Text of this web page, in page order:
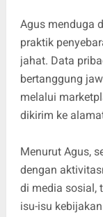
Agus menduga
praktik
jahat. Data
bertanggung
melalui
dikirim ke
Menurut Agus,
dengan
di media sosial,
isu-isu